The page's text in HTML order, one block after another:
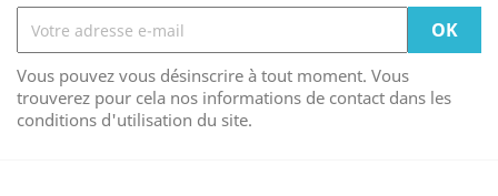
Vous pouvez vous désinscrire à tout moment. Vous
trouverez pour cela nos informations de contact dans les
conditions d'utilisation du site.